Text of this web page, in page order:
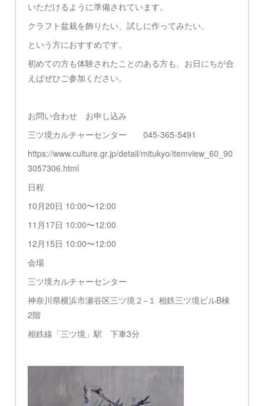
いただけるように準備されています。
クラフト盆栽を飾りたい、試しに作ってみたい、
という方におすすめです。
初めての方も体験されたことのある方も、お日にちが合
えばぜひご参加ください。
お問い合わせ お申し込み
三ツ境カルチャーセンター 045-365-5491
https://www.culture.gr.jp/detail/mitukyo/itemview_60_90
3057306.html
日程
10月20日 10:00〜12:00
11月17日 10:00〜12:00
12月15日 10:00〜12:00
会場
三ツ境カルチャーセンター
神奈川県横浜市瀬谷区三ツ境２−１ 相鉄三ツ境ビルB棟
2階
相鉄線「三ツ境」駅 下車3分